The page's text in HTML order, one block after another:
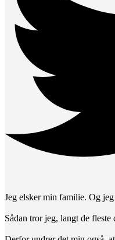
Jeg elsker min familie. Og
Sådan tror jeg, langt de fleste